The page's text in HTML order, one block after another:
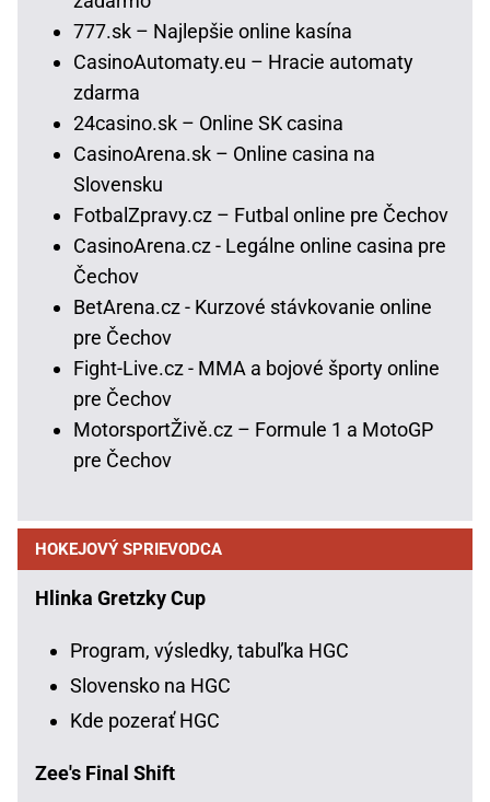
777.sk – Najlepšie online kasína
CasinoAutomaty.eu – Hracie automaty
zdarma
24casino.sk – Online SK casina
CasinoArena.sk – Online casina na
Slovensku
FotbalZpravy.cz – Futbal online pre Čechov
CasinoArena.cz - Legálne online casina pre
Čechov
BetArena.cz - Kurzové stávkovanie online
pre Čechov
Fight-Live.cz - MMA a bojové športy online
pre Čechov
MotorsportŽivě.cz – Formule 1 a MotoGP
pre Čechov
HOKEJOVÝ SPRIEVODCA
Hlinka Gretzky Cup
Program, výsledky, tabuľka HGC
Slovensko na HGC
Kde pozerať HGC
Zee's Final Shift